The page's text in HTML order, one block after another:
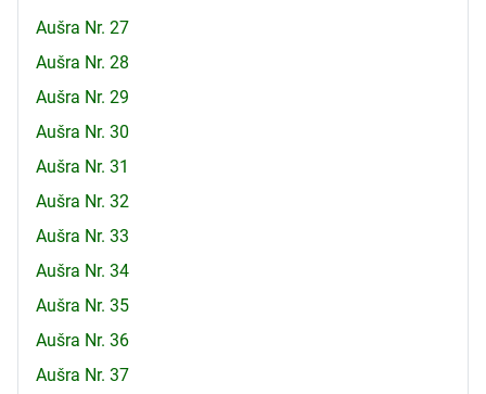
Aušra Nr. 27
Aušra Nr. 28
Aušra Nr. 29
Aušra Nr. 30
Aušra Nr. 31
Aušra Nr. 32
Aušra Nr. 33
Aušra Nr. 34
Aušra Nr. 35
Aušra Nr. 36
Aušra Nr. 37